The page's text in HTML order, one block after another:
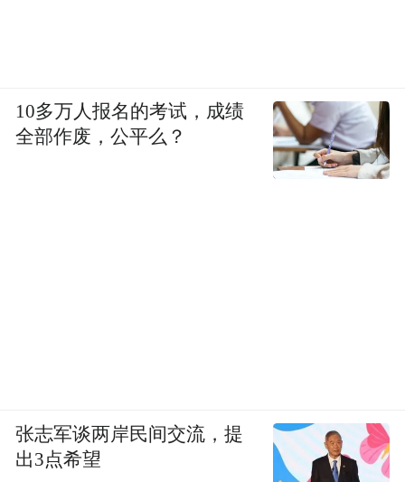
齐鲁理工学院聂小燕教授：《仿生纳米通道的制
备及其类光合膜离子传导性质研究》
10多万人报名的考试，成绩
全部作废，公平么？
张志军谈两岸民间交流，提
出3点希望